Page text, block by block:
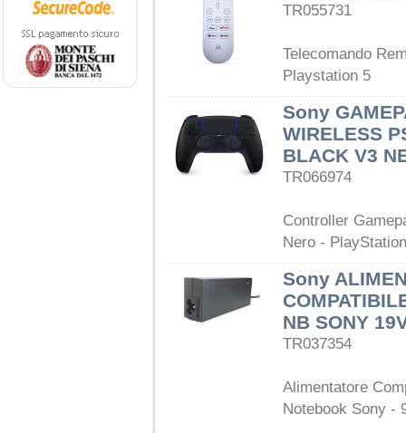
TR055731
Telecomando
Playstation 5
Sony
WIRELESS
BLACK V3
TR066974
Controller
Nero -
Sony
NB SONY
TR037354
Alimentatore
Notebook Sony -